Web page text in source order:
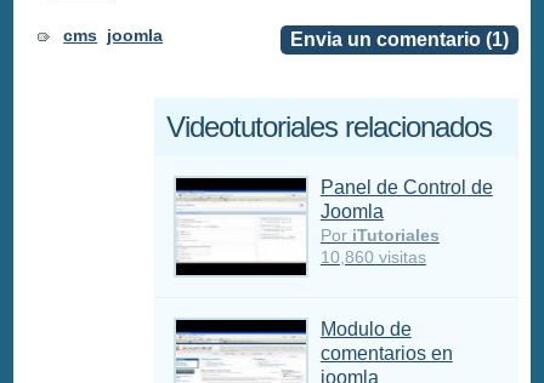
Envia un comentario (1)
cms joomla
Videotutoriales relacionados
Panel de Control de
Joomla
Por iTutoriales
10,860 visitas
Modulo de
comentarios en
joomla